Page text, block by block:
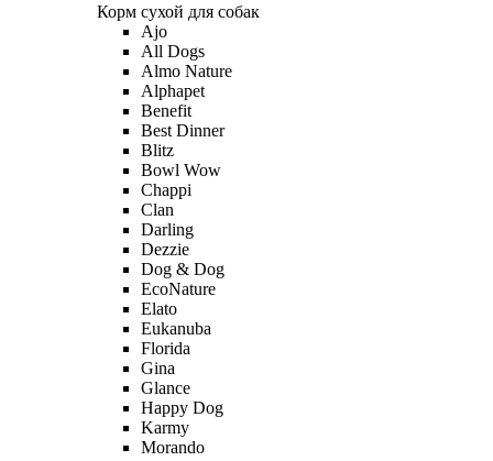
Корм сухой для собак
Ajo
All Dogs
Almo Nature
Alphapet
Benefit
Best Dinner
Blitz
Bowl Wow
Chappi
Clan
Darling
Dezzie
Dog & Dog
EcoNature
Elato
Eukanuba
Florida
Gina
Glance
Happy Dog
Karmy
Morando